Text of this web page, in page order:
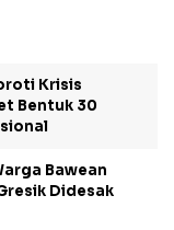
Krisis
Bentuk 30
Bawean
Didesak